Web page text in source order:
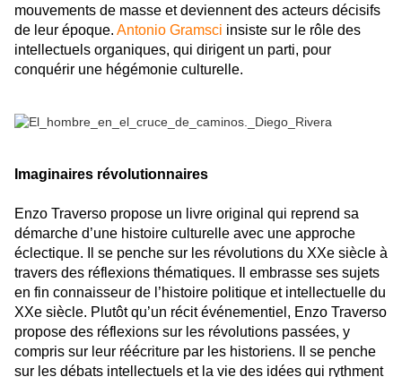
mouvements de masse et deviennent des acteurs décisifs
de leur époque. Antonio Gramsci insiste sur le rôle des
intellectuels organiques, qui dirigent un parti, pour
conquérir une hégémonie culturelle.
Imaginaires révolutionnaires
Enzo Traverso propose un livre original qui reprend sa
démarche d’une histoire culturelle avec une approche
éclectique. Il se penche sur les révolutions du XXe siècle à
travers des réflexions thématiques. Il embrasse ses sujets
en fin connaisseur de l’histoire politique et intellectuelle du
XXe siècle. Plutôt qu’un récit événementiel, Enzo Traverso
propose des réflexions sur les révolutions passées, y
compris sur leur réécriture par les historiens. Il se penche
sur les débats intellectuels et la vie des idées qui rythment